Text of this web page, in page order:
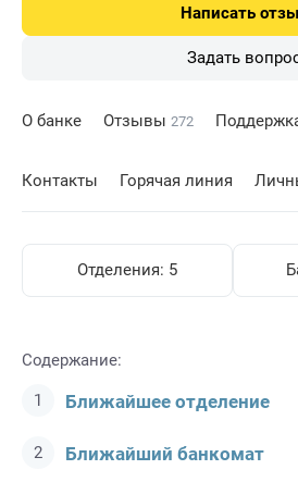
Написать
Задать
О банке Отзывы 272
Контакты Горячая линия
Отделения: 5
Содержание:
Ближайшее отделение
Ближайший банкомат